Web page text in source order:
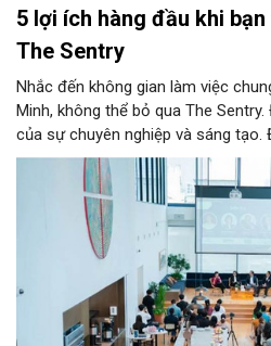
5 lợi ích hàng đầu khi
The Sentry
Nhắc đến không gian làm việc
Minh, không thể bỏ qua The
của sự chuyên nghiệp và sáng tạo.
ưu tiên của đông đảo doanh
kiếm một văn phòng làm việc
sôi động bậc nhất cả nước này.